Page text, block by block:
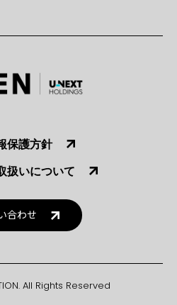
保護方針
扱いについて
合わせ
All Rights Reserved